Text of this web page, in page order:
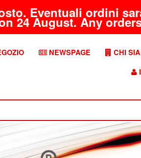
Eventuali ordini
24 August. Any
NEWSPAGE
CHI